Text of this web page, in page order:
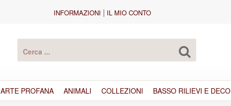
INFORMAZIONI | IL MIO CONTO
ARTE PROFANA ANIMALI COLLEZIONI BASSO RILIEVI E DECO